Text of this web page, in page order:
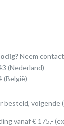
Neem
(Nederland)
(België)
besteld, volgende
vanaf € 175,-